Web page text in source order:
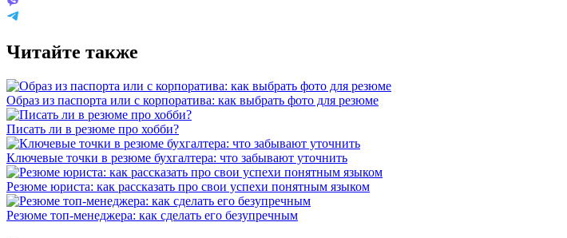
Читайте также
Образ из паспорта или с корпоратива: как выбрать фото для резюме
Писать ли в резюме про хобби?
Ключевые точки в резюме бухгалтера: что забывают уточнить
Резюме юриста: как рассказать про свои успехи понятным языком
Резюме топ-менеджера: как сделать его безупречным